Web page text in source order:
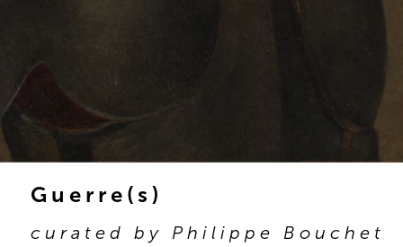
Guerre(s)
curated by Philippe Bouchet